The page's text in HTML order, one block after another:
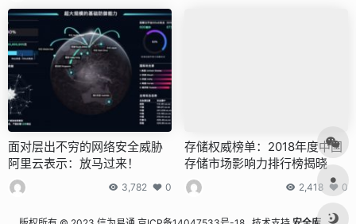
面对层出不穷的网络安全威胁
阿里云表示：放马过来！
3,782 0
存储权威榜单：2018年度中国
存储市场影响力排行榜揭晓
2,418 0